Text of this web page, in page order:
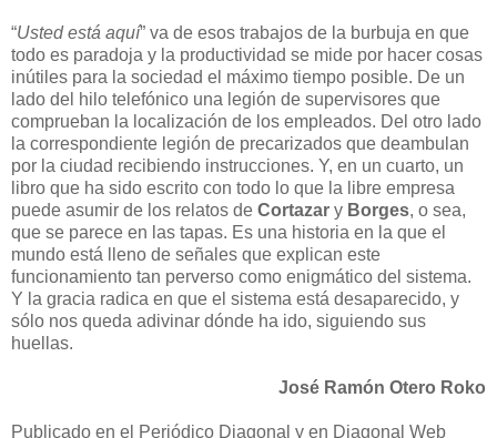
“Usted está aquí” va de esos trabajos de la burbuja en que
todo es paradoja y la productividad se mide por hacer cosas
inútiles para la sociedad el máximo tiempo posible. De un
lado del hilo telefónico una legión de supervisores que
comprueban la localización de los empleados. Del otro lado
la correspondiente legión de precarizados que deambulan
por la ciudad recibiendo instrucciones. Y, en un cuarto, un
libro que ha sido escrito con todo lo que la libre empresa
puede asumir de los relatos de Cortazar y Borges, o sea,
que se parece en las tapas. Es una historia en la que el
mundo está lleno de señales que explican este
funcionamiento tan perverso como enigmático del sistema.
Y la gracia radica en que el sistema está desaparecido, y
sólo nos queda adivinar dónde ha ido, siguiendo sus
huellas.
José Ramón Otero Roko
Publicado en el Periódico Diagonal y en Diagonal Web